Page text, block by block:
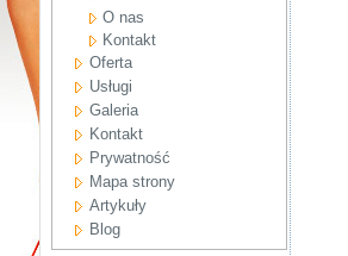
O nas
Kontakt
Oferta
Usługi
Galeria
Kontakt
Prywatność
Mapa strony
Artykuły
Blog